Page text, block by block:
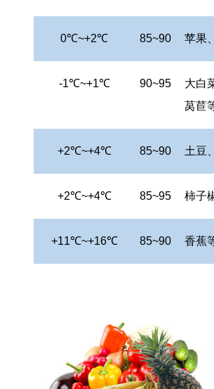
0℃~+2℃ 85~90 苹果
-1℃~+1℃ 90~95
大白
莴苣
+2℃~+4℃ 85~90 土豆
+2℃~+4℃ 85~95 柿子
+11℃~+16℃ 85~90 香蕉